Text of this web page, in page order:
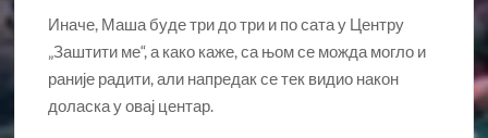
Иначе, Маша буде три до три и по сата у Центру
„Заштити ме“, а како каже, са њом се можда могло и
раније радити, али напредак се тек видио након
доласка у овај центар.